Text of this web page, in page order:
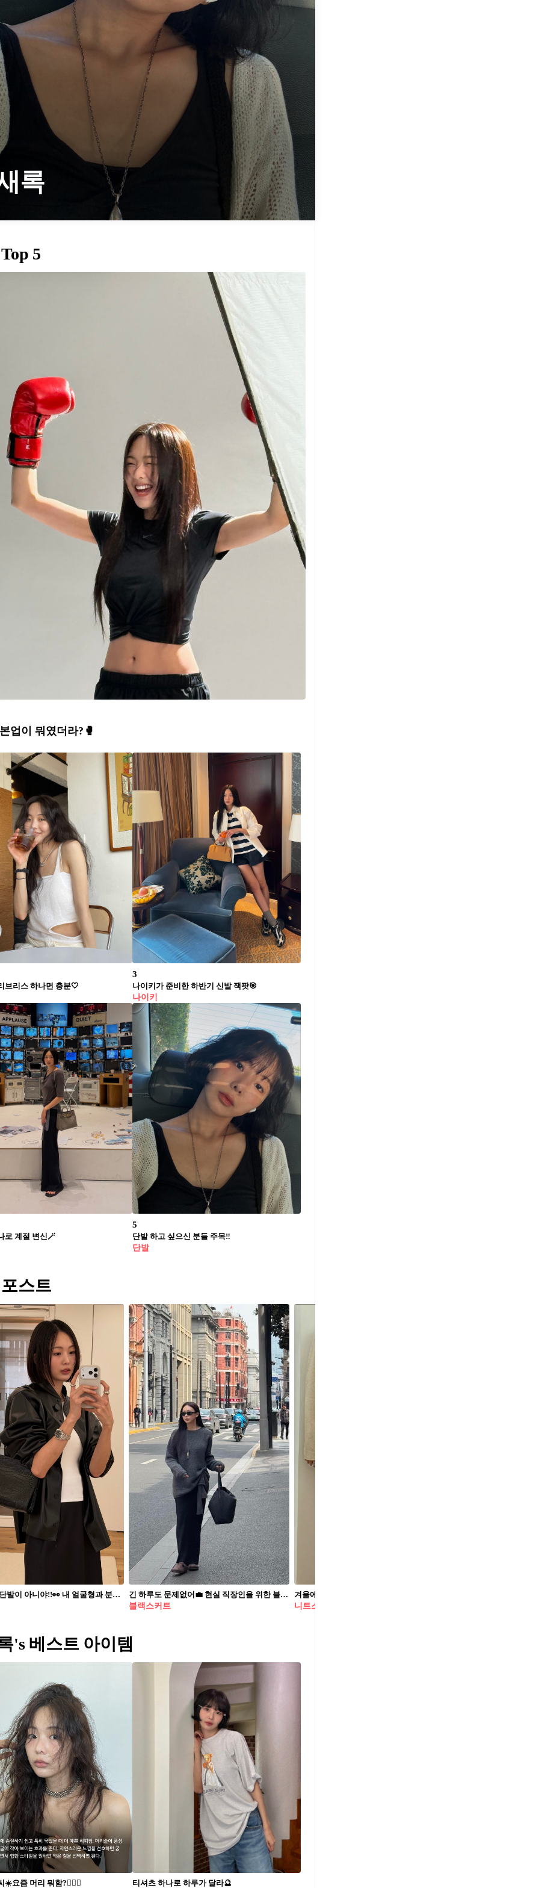
록
5
업이 뭐였더라?🥊
브리스 하나면 충분🤍
3
나이키가 준비한 하반기 신발 잭팟🎯
나이키
로 계절 변신🪄
5
단발 하고 싶으신 분들 주목‼️
단발
스트
다 똑같은 단발이 아니야!!👀 내 얼굴형과 분위기에 어울리는 단발 여기서 찾아보자🔍💓 단발 헤어스타일링 꿀팁 4가지, 저장해 두세요. 1. 숏단발 단발 숏컷은 타원형, 하트형, 각진 얼굴형 등 다양한 얼굴형에 잘 어울리며, 앞머리와 옆머리 스타일로 얼굴형을 돋보이게 할 수 있습니다. 짧은 길이 덕분에 손질이 간편하고, 웨이브나 컬로 다양한 무드를 연출해 세련되게 연출할 수 있습니다. 2. 태슬컷 태슬컷은 층이 자연스럽게 떨어져 얼굴선을 부드럽게 감싸주며, 라인이 딱 떨어지는 스타일로 세련되고 도시적인 느낌을 줍니다. 타원형, 하트형, 각진 얼굴형 등 다양한 얼굴형에 잘 어울려 누구나 시도하기 좋은 스타일입니다. 3. 단발펌 단발 펌은 자연스러운 볼륨과 컬로 얼굴선을 부드럽게 감싸주어 깔끔하고 정돈된 이미지를 만들어 줍니다. 특히 각진 얼굴형과 사각형 얼굴형에 얼굴선을 부드럽게 감싸 안정감 있게 어울립니다. 4. 보브컷 보브컷은 목선 정도 길이로 청순하면서 세련된 이미지를 살릴 수 있는 스타일입니다. 얼굴형에 따라 층을 조절할 수 있어 갸름하고 긴 얼굴형에 특히 잘 어울립니다.
긴 하루도 문제없어💼 현실 직장인을 위한 블랙 롱스커트 출근룩 활용법🖤🔍참고하자
블랙스커트
니트스커트
's 베스트 아이템
☀️요즘 머리 뭐함?💇🏻‍♀️ 티셔츠 하나로 하루가 달라🔮